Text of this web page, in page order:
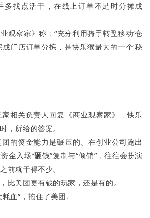
多找点活干，在线上订单不足时分摊成
观察家》称：“充分利用骑手转型移动‘仓
成门店订单分拣，是快乐猴最大的一个‘秘
相关负责人回复《商业观察家》，快乐
，所给的答案。
的资金能力是碾压的。在创业公司跑出
金入场“砸钱”复制与“倾销”，往往会扮演
前就干得不少。
比美团更有钱的玩家，还是有的。
血”，拖住了美团。